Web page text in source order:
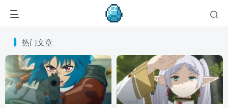
热门文章